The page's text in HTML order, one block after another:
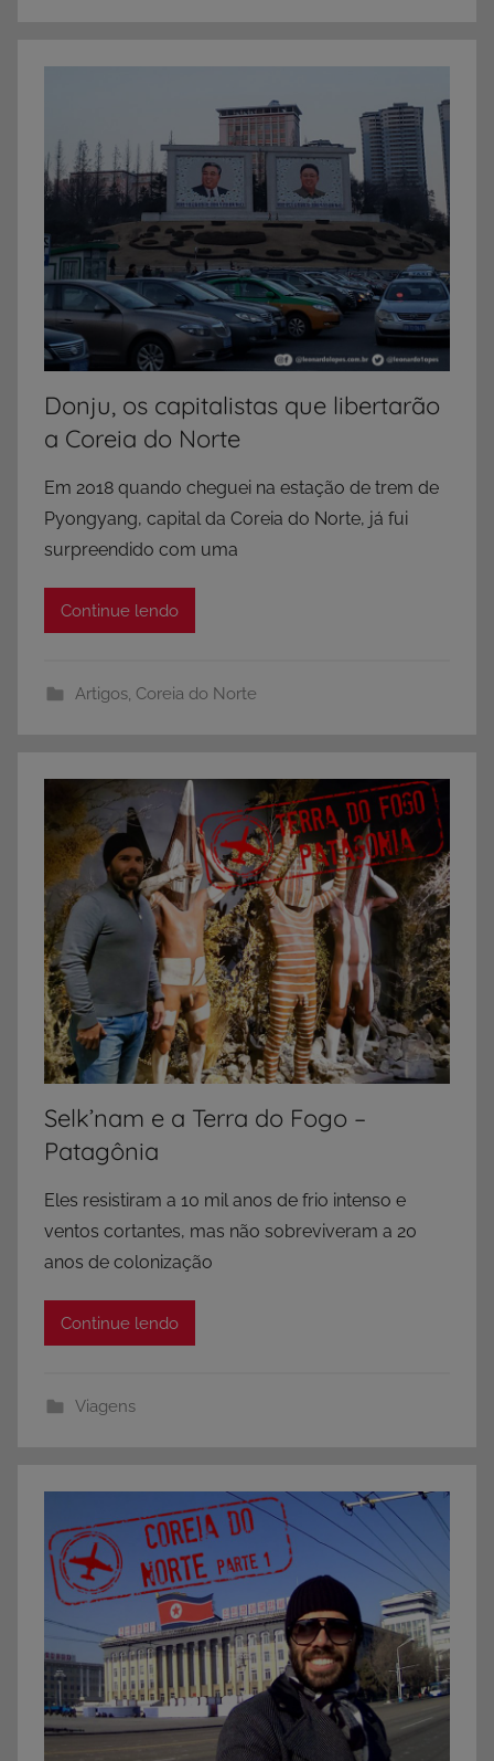
Donju, os capitalistas que libertarão
a Coreia do Norte
Em 2018 quando cheguei na estação de trem de
Pyongyang, capital da Coreia do Norte, já fui
surpreendido com uma
Continue lendo
Artigos, Coreia do Norte
Selk’nam e a Terra do Fogo –
Patagônia
Eles resistiram a 10 mil anos de frio intenso e
ventos cortantes, mas não sobreviveram a 20
anos de colonização
Continue lendo
Viagens